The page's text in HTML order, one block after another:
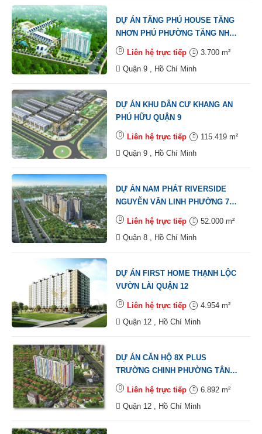
DỰ ÁN TĂNG PHÚ HOUSE TĂNG
NHƠN PHÚ PHƯỜNG TĂNG NHƠN
PHÚ B QUẬN 9
Liên hệ trực tiếp
3.700 m²
Quận 9 , Hồ Chí Minh
DỰ ÁN KHU DÂN CƯ KHANG AN
PHÚ HỮU QUẬN 9
Liên hệ trực tiếp
115.419 m²
Quận 9 , Hồ Chí Minh
DỰ ÁN NAM PHÁT RIVERSIDE
NGUYỄN VĂN LINH PHƯỜNG 7
QUẬN 8
Liên hệ trực tiếp
52.000 m²
Quận 8 , Hồ Chí Minh
DỰ ÁN FIRST HOME THẠNH LỘC
VƯỜN LÀI QUẬN 12
Liên hệ trực tiếp
4.954 m²
Quận 12 , Hồ Chí Minh
DỰ ÁN CĂN HỘ 8X PLUS
TRƯỜNG CHINH PHƯỜNG TÂN
THỚI NHẤT QUẬN 12
Liên hệ trực tiếp
6.892 m²
Quận 12 , Hồ Chí Minh